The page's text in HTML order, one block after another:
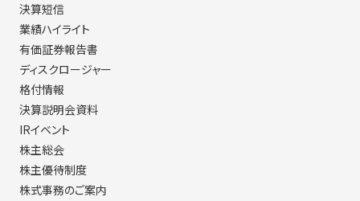
決算短信
業績ハイライト
有価証券報告書
ディスクロージャー
格付情報
決算説明会資料
IRイベント
株主総会
株主優待制度
株式事務のご案内